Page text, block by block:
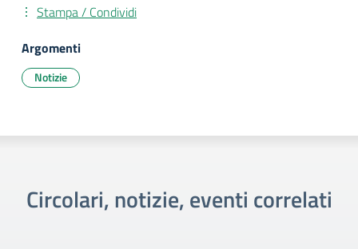
Stampa / Condividi
Argomenti
Notizie
Circolari, notizie, eventi correlati